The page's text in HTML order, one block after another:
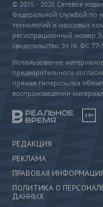
© 2015 - 2026 Сетевое
Федеральной службой по
технологий и массовых
регистрационный номер
свидетельство Эл № ФС 77-
Использование
предварительного
прямая гиперссылка
воспроизведении
18+
РЕДАКЦИЯ
РЕКЛАМА
ПРАВОВАЯ
ПОЛИТИКА О
ДАННЫХ